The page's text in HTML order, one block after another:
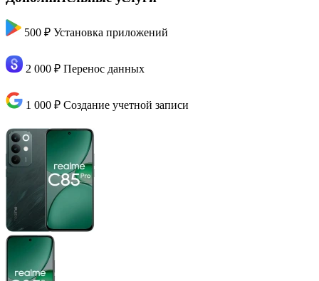
500 ₽ Установка приложений
2 000 ₽ Перенос данных
1 000 ₽ Создание учетной записи